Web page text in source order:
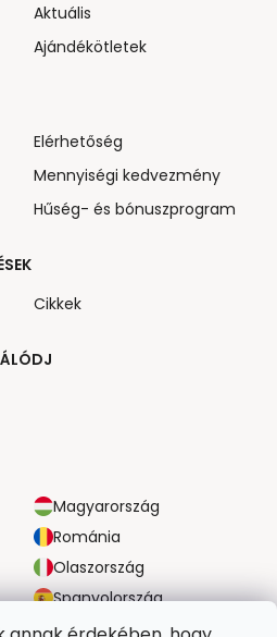
Magyarország
Románia
Olaszország
Spanyolország
Ausztria
Aktuális
Ajándékötletek
Elérhetőség
Mennyiségi kedvezmény
Hűség- és bónuszprogram
Cikkek